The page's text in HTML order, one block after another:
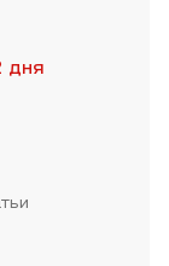
дня